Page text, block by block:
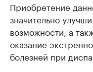
Приобретение
значительно
возможности, а
оказание
болезней при